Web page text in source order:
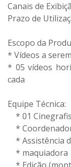
Canais de
Prazo de
Escopo da
* Vídeos a
* 05 vídeos
cada
Equipe Técnica:
* 01
*
* Assistência
* maquiadora